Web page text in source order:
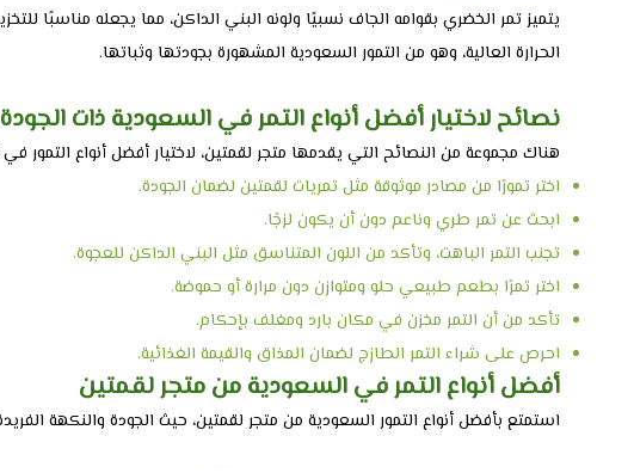
يتميز تمر الخضري بقوامه الجاف نسبيًا ولونه البني الداكن، مما يجعله مناسبًا
الحرارة العالية، وهو من التمور السعودية المشهورة بجودتها وثباتها.
نصائح لاختيار أفضل أنواع التمر في السعودية ذات الجودة
هناك مجموعة من النصائح التي يقدمها متجر لقمتين، لاختيار أفضل أنواع التمور
اختر تمورًا من مصادر موثوقة مثل تمريات لقمتين لضمان الجودة.
ابحث عن تمر طري وناعم دون أن يكون لزجًا.
تجنب التمر الباهت، وتأكد من اللون المتناسق مثل البني الداكن للعجوة.
اختر تمرًا بطعم طبيعي حلو ومتوازن دون مرارة أو حموضة.
تأكد من أن التمر مخزن في مكان بارد ومغلف بإحكام.
احرص على شراء التمر الطازج لضمان المذاق والقيمة الغذائية.
أفضل أنواع التمر في السعودية من متجر لقمتين
استمتع بأفضل أنواع التمور السعودية من متجر لقمتين، حيث الجودة والنكهة